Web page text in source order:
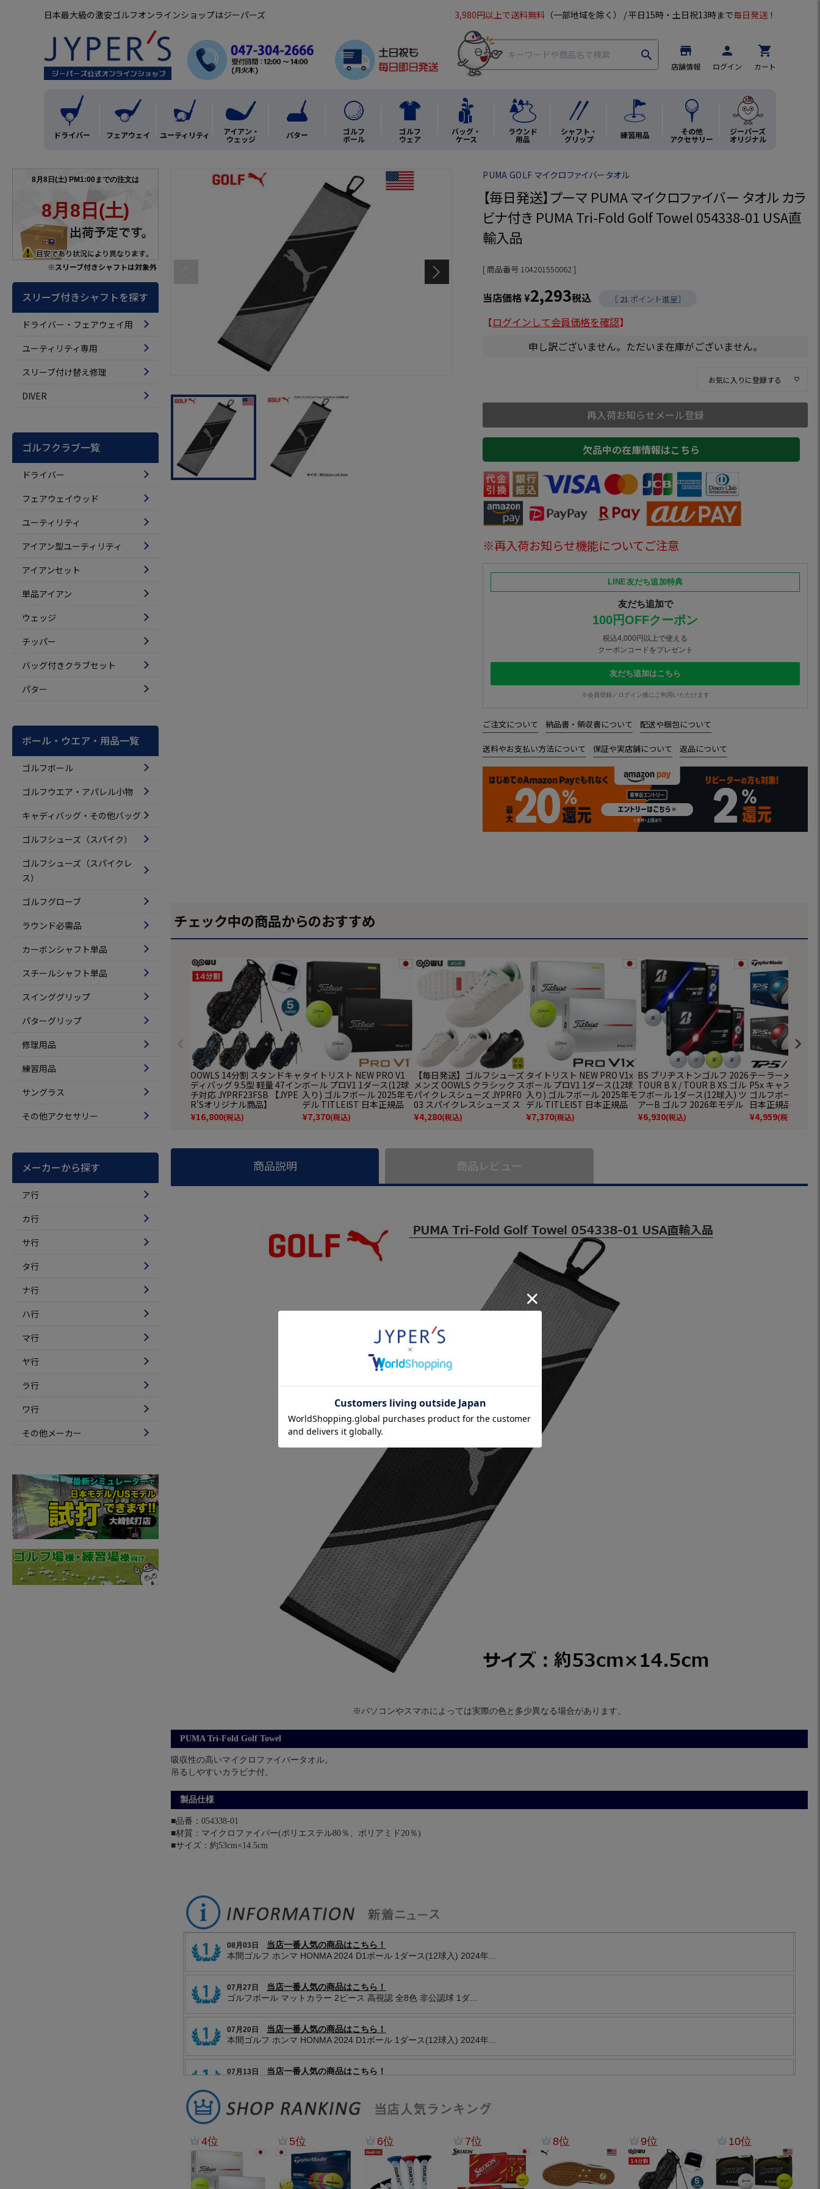
日本最大級の激安ゴルフオンラインショップはジーパーズ 3,980円以上で送料無料 （一部地域を除く） / 平日15時・土日祝13時まで毎日発送 ！
search store
店舗情報
person
ログイン
shopping_cart
カート
ドライバー フェアウェイ ユーティリティ アイアン・
ウェッジ パター ゴルフ
ボール
ゴルフ
ウェア
バッグ・
ケース
ラウンド
用品
シャフト・
グリップ 練習用品 その他
アクセサリー
ジーパーズ
オリジナル
※スリーブ付きシャフトは対象外
スリーブ付きシャフトを探す
ドライバー・フェアウェイ用
ユーティリティ専用
スリーブ付け替え修理
DIVER
ゴルフクラブ一覧
ドライバー
フェアウェイウッド
ユーティリティ
アイアン型ユーティリティ
アイアンセット
単品アイアン
ウェッジ
チッパー
バッグ付きクラブセット
パター
ボール・ウエア・用品一覧
ゴルフボール
ゴルフウエア・アパレル小物
キャディバッグ・その他バッグ
ゴルフシューズ（スパイク）
ゴルフシューズ（スパイクレ
ス）
ゴルフグローブ
ラウンド必需品
カーボンシャフト単品
スチールシャフト単品
スインググリップ
パターグリップ
修理用品
練習用品
サングラス
その他アクセサリー
メーカーから探す
ア行
カ行
サ行
タ行
ナ行
ハ行
マ行
ヤ行
ラ行
ワ行
その他メーカー
PUMA GOLF マイクロファイバータオル
【毎日発送】プーマ PUMA マイクロファイバー タオル カラ
ビナ付き PUMA Tri-Fold Golf Towel 054338-01 USA直
輸入品
商品番号 104201550062
当店価格¥2,293税込 ［ 21 ポイント進呈］
【ログインして会員価格を確認】
申し訳ございません。ただいま在庫がございません。
お気に入りに登録する
再入荷お知らせメール登録
欠品中の在庫情報はこちら
※再入荷お知らせ機能についてご注意
LINE友だち追加特典
友だち追加で
100円OFFクーポン
税込4,000円以上で使える
クーポンコードをプレゼント
友だち追加はこちら
※会員登録／ログイン後にご利用いただけます
ご注文について 納品書・領収書について 配送や梱包について
送料やお支払い方法について 保証や実店舗について 返品について
チェック中の商品からのおすすめ
OOWLS 14分割 スタンドキャ
ディバッグ 9.5型 軽量 47イン
チ対応 JYPRF23FSB 【JYPE
R'Sオリジナル商品】
¥16,800(税込)
タイトリスト NEW PRO V1
ボール プロV1 1ダース(12球
入り) ゴルフボール 2025年モ
デル TITLEIST 日本正規品
¥7,370(税込)
【毎日発送】ゴルフシューズ
メンズ OOWLS クラシック ス
パイクレスシューズ JYPRF0
03 スパイクレスシューズ ス
パイクレス シューズ ジーパ
ーズ スニーカータイプ golf
¥4,280(税込)
タイトリスト NEW PRO V1x
ボール プロV1 1ダース(12球
入り) ゴルフボール 2025年モ
デル TITLEIST 日本正規品
¥7,370(税込)
BS ブリヂストンゴルフ 2026
TOUR B X / TOUR B XS ゴル
フボール 1ダース(12球入) ツ
アーB ゴルフ 2026年モデル
BRIDGESTONE GOLF 日本
正規品
¥6,930(税込)
テーラーメイド
P5x キャストウ
ゴルフボール 1ダ
日本正規品
¥4,959(税込)
商品説明 商品レビュー
※パソコンやスマホによっては実際の色と多少異なる場合があります。
PUMA Tri-Fold Golf Towel
吸収性の高いマイクロファイバータオル。
吊るしやすいカラビナ付。
製品仕様
■品番：054338-01
■材質：マイクロファイバー(ポリエステル80％、ポリアミド20％)
■サイズ：約53cm×14.5cm